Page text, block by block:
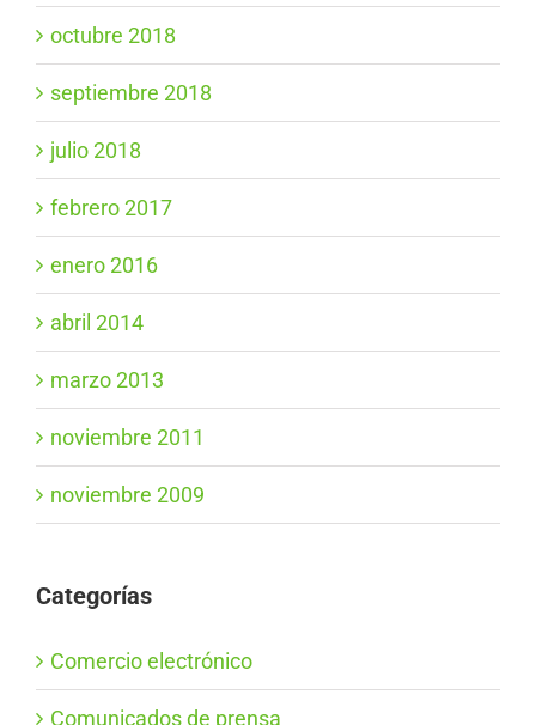
octubre 2018
septiembre 2018
julio 2018
febrero 2017
enero 2016
abril 2014
marzo 2013
noviembre 2011
noviembre 2009
Categorías
Comercio electrónico
Comunicados de prensa